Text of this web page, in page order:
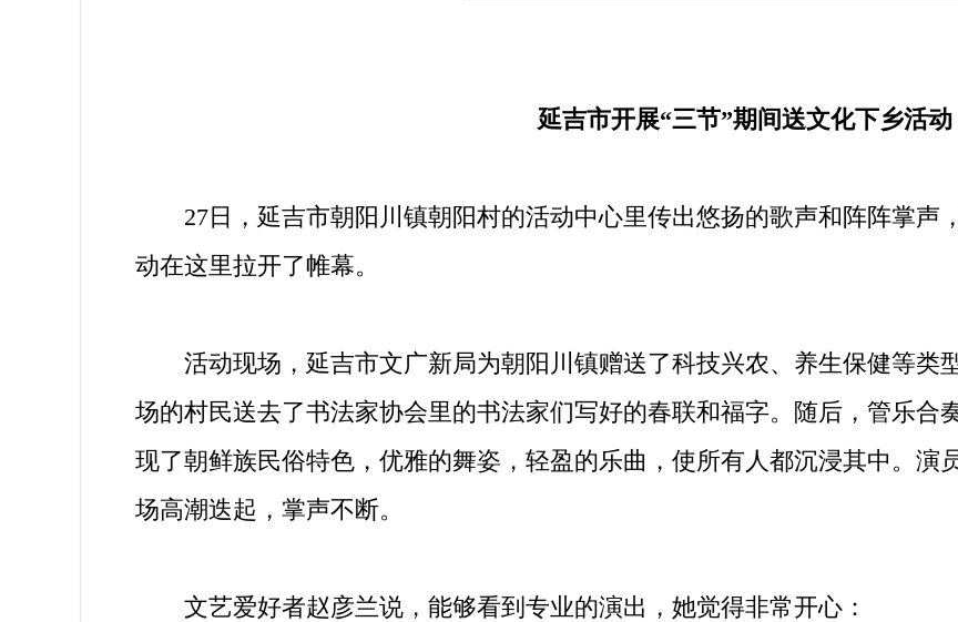
延吉市开展“三节”期间送文化下乡活动
27日，延吉市朝阳川镇朝阳村的活动中心里传出悠扬的歌声和阵阵掌声
动在这里拉开了帷幕。
活动现场，延吉市文广新局为朝阳川镇赠送了科技兴农、养生保健等类
场的村民送去了书法家协会里的书法家们写好的春联和福字。随后，管乐合
现了朝鲜族民俗特色，优雅的舞姿，轻盈的乐曲，使所有人都沉浸其中。演
场高潮迭起，掌声不断。
文艺爱好者赵彦兰说，能够看到专业的演出，她觉得非常开心：